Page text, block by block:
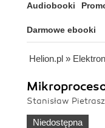
Audiobooki
Darmowe ebooki
Helion.pl »
Stanisław
Niedostępna